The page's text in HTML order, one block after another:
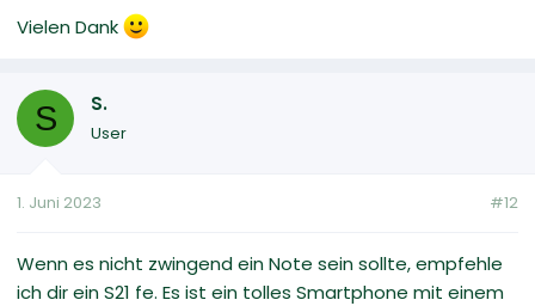
Vielen Dank
S S.
User
1. Juni 2023 #12
Wenn es nicht zwingend ein Note sein sollte, empfehle
ich dir ein S21 fe. Es ist ein tolles Smartphone mit einem